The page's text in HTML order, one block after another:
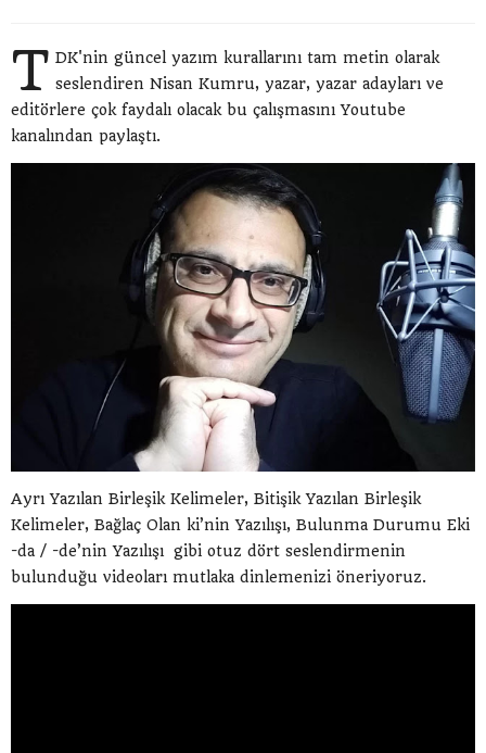
T DK'nin güncel yazım kurallarını tam metin olarak
seslendiren Nisan Kumru, yazar, yazar adayları ve
editörlere çok faydalı olacak bu çalışmasını Youtube
kanalından paylaştı.
Ayrı Yazılan Birleşik Kelimeler, Bitişik Yazılan Birleşik
Kelimeler, Bağlaç Olan ki’nin Yazılışı, Bulunma Durumu Eki
-da / -de’nin Yazılışı gibi otuz dört seslendirmenin
bulunduğu videoları mutlaka dinlemenizi öneriyoruz.